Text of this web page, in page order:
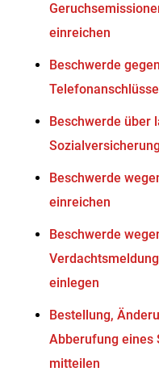
einreichen
Beschwerde
Beschwerde über
Beschwerde
einreichen
Beschwerde
einlegen
Bestellung,
Abberufung eines
mitteilen